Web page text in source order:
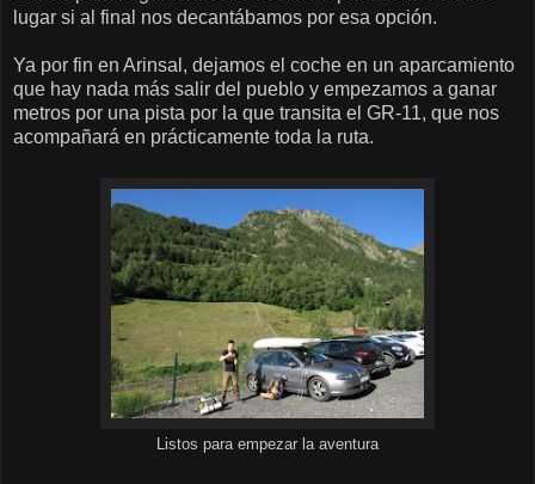
lugar si al final nos decantábamos por esa opción.
Ya por fin en Arinsal, dejamos el coche en un aparcamiento
que hay nada más salir del pueblo y empezamos a ganar
metros por una pista por la que transita el GR-11, que nos
acompañará en prácticamente toda la ruta.
Listos para empezar la aventura